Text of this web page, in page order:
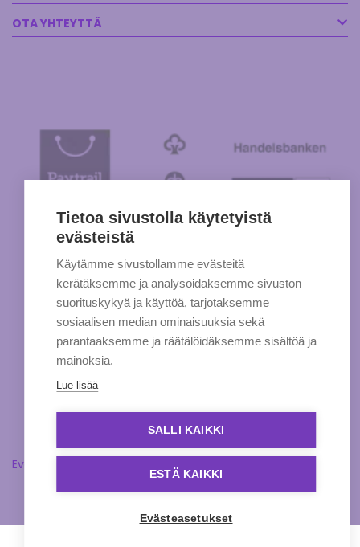
OTA YHTEYTTÄ
Evästeasetukset
Tietoa sivustolla käytetyistä
evästeistä
Käytämme sivustollamme evästeitä
kerätäksemme ja analysoidaksemme sivuston
suorituskykyä ja käyttöä, tarjotaksemme
sosiaalisen median ominaisuuksia sekä
parantaaksemme ja räätälöidäksemme sisältöä ja
mainoksia.
Lue lisää
SALLI KAIKKI
ESTÄ KAIKKI
Evästeasetukset